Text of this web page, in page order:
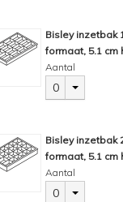
Bisley inzetbak
formaat, 5.1 cm
Aantal
0
Bisley inzetbak
formaat, 5.1 cm
Aantal
0